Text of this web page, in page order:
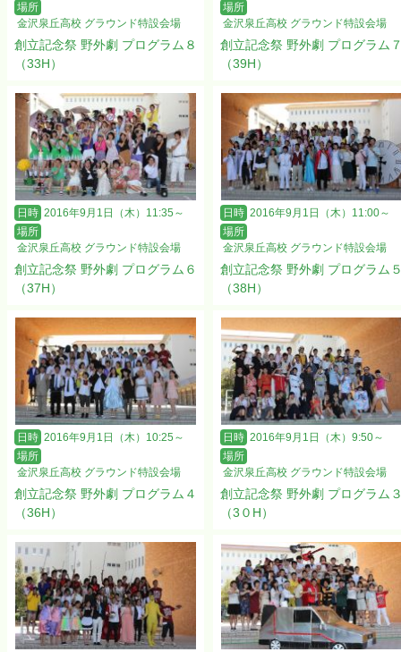
場所
金沢泉丘高校 グラウンド特設会場
創立記念祭 野外劇 プログラム８
（33H）
場所
金沢泉丘高校 グラウンド特設会場
創立記念祭 野外劇 プログラム
（39H）
日時 2016年9月1日（木）11:35～
場所
金沢泉丘高校 グラウンド特設会場
創立記念祭 野外劇 プログラム６
（37H）
日時 2016年9月1日（木）11:00～
場所
金沢泉丘高校 グラウンド特設会場
創立記念祭 野外劇 プログラム
（38H）
日時 2016年9月1日（木）10:25～
場所
金沢泉丘高校 グラウンド特設会場
創立記念祭 野外劇 プログラム４
（36H）
日時 2016年9月1日（木）9:50～
場所
金沢泉丘高校 グラウンド特設会場
創立記念祭 野外劇 プログラム
（3０H）